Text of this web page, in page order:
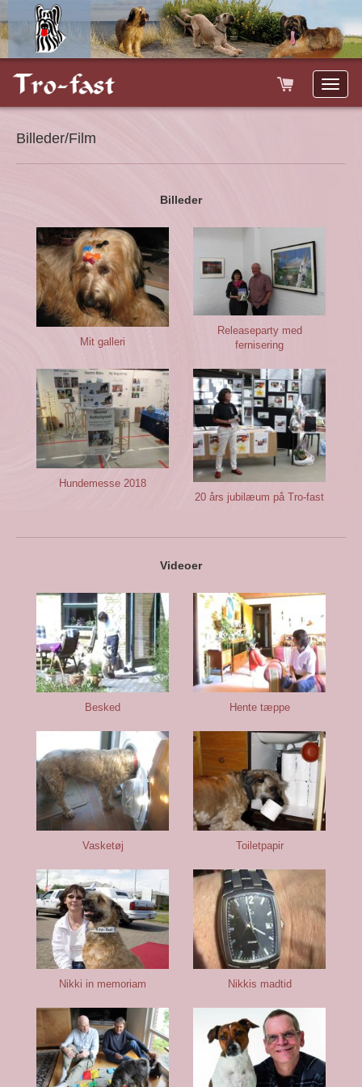
Toggle
Billeder/Film
Billeder
Mit galleri
Releaseparty med
fernisering
Hundemesse 2018
20 års jubilæum på Tro-fast
Videoer
Besked Hente tæppe
Vasketøj Toiletpapir
Nikki in memoriam Nikkis madtid